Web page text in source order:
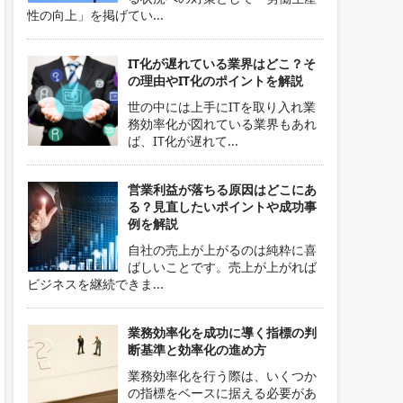
性の向上」を掲げてい...
IT化が遅れている業界はどこ？そ
の理由やIT化のポイントを解説
世の中には上手にITを取り入れ業
務効率化が図れている業界もあれ
ば、IT化が遅れて...
営業利益が落ちる原因はどこにあ
る？見直したいポイントや成功事
例を解説
自社の売上が上がるのは純粋に喜
ばしいことです。売上が上がれば
ビジネスを継続できま...
業務効率化を成功に導く指標の判
断基準と効率化の進め方
業務効率化を行う際は、いくつか
の指標をベースに据える必要があ